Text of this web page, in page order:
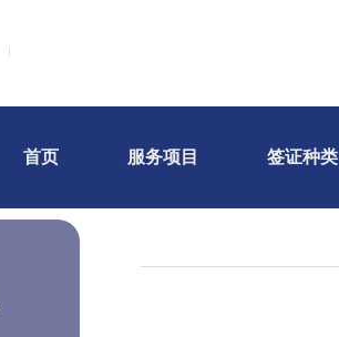
首页 服务项目 签证种类